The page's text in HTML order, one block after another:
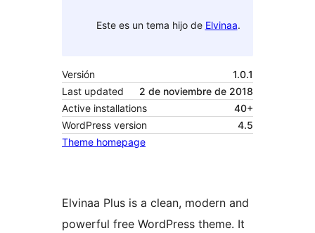
Este es un tema hijo de Elvinaa.
Versión
1.0.1
Last updated
2 de noviembre de 2018
Active installations
40+
WordPress version
4.5
Theme homepage
Elvinaa Plus is a clean, modern and
powerful free WordPress theme. It